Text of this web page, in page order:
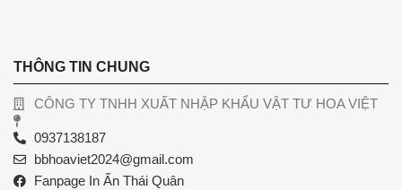
THÔNG TIN CHUNG
CÔNG TY TNHH XUẤT NHẬP KHẨU VẬT TƯ HOA VIỆT
0937138187
bbhoaviet2024@gmail.com
Fanpage In Ấn Thái Quân